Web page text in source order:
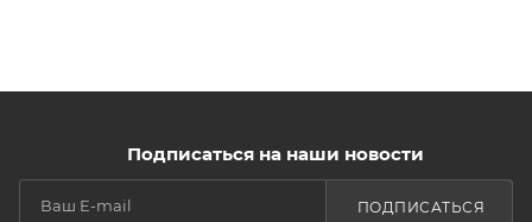
Подписаться на наши новости
ПОДПИСАТЬСЯ